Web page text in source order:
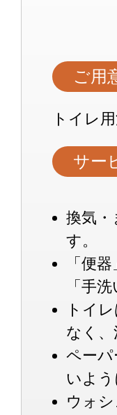
ご用
トイレ
サー
換気
す。
「便
「手
トイ
なく、
ペー
いよう
ウォ